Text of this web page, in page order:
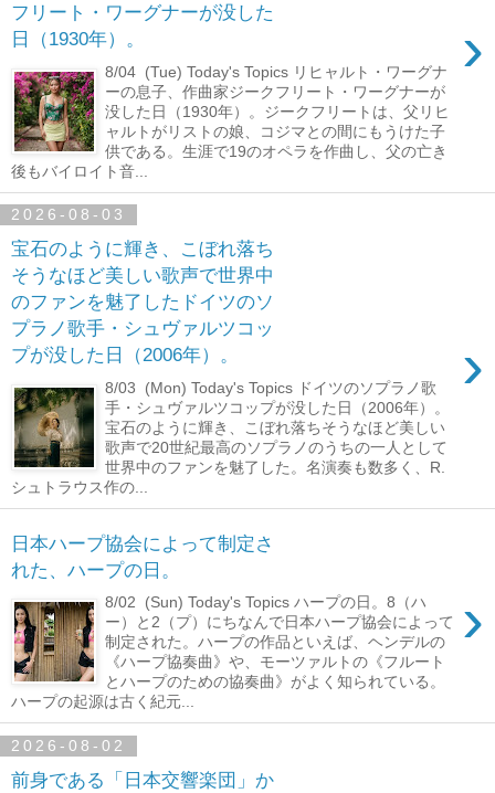
フリート・ワーグナーが没した
日（1930年）。
›
8/04 (Tue) Today's Topics リヒャルト・ワーグナ
ーの息子、作曲家ジークフリート・ワーグナーが
没した日（1930年）。ジークフリートは、父リヒ
ャルトがリストの娘、コジマとの間にもうけた子
供である。生涯で19のオペラを作曲し、父の亡き
後もバイロイト音...
2026-08-03
宝石のように輝き、こぼれ落ち
そうなほど美しい歌声で世界中
のファンを魅了したドイツのソ
プラノ歌手・シュヴァルツコッ
プが没した日（2006年）。
›
8/03 (Mon) Today's Topics ドイツのソプラノ歌
手・シュヴァルツコップが没した日（2006年）。
宝石のように輝き、こぼれ落ちそうなほど美しい
歌声で20世紀最高のソプラノのうちの一人として
世界中のファンを魅了した。名演奏も数多く、R.
シュトラウス作の...
日本ハープ協会によって制定さ
れた、ハープの日。
›
8/02 (Sun) Today's Topics ハープの日。8（ハ
ー）と2（プ）にちなんで日本ハープ協会によって
制定された。ハープの作品といえば、ヘンデルの
《ハープ協奏曲》や、モーツァルトの《フルート
とハープのための協奏曲》がよく知られている。
ハープの起源は古く紀元...
2026-08-02
前身である「日本交響楽団」か